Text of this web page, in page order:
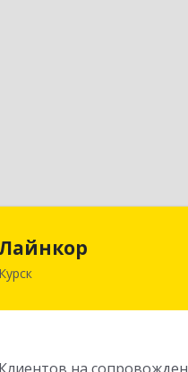
Курск
305021, Курская обл,